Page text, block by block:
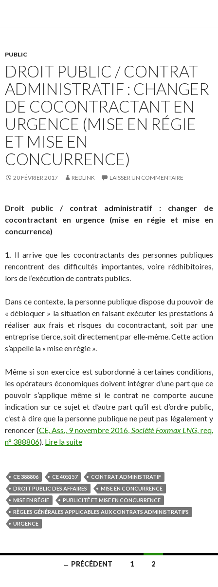
PUBLIC
DROIT PUBLIC / CONTRAT
ADMINISTRATIF : CHANGER
DE COCONTRACTANT EN
URGENCE (MISE EN RÉGIE
ET MISE EN
CONCURRENCE)
20 FÉVRIER 2017 REDLINK LAISSER UN COMMENTAIRE
Droit public / contrat administratif : changer de
cocontractant en urgence (mise en régie et mise en
concurrence)
1. Il arrive que les cocontractants des personnes publiques
rencontrent des difficultés importantes, voire rédhibitoires,
lors de l’exécution de contrats publics.
Dans ce contexte, la personne publique dispose du pouvoir de
« débloquer » la situation en faisant exécuter les prestations à
réaliser aux frais et risques du cocontractant, soit par une
entreprise tierce, soit directement par elle-même. Cette action
s’appelle la « mise en régie ».
Même si son exercice est subordonné à certaines conditions,
les opérateurs économiques doivent intégrer d’une part que ce
pouvoir s’applique même si le contrat ne comporte aucune
indication sur ce sujet et d’autre part qu’il est d’ordre public,
c’est à dire que la personne publique ne peut pas légalement y
renoncer (CE, Ass., 9 novembre 2016,Société Foxmax LNG, req.
n° 388806). Lire la suite
CE 388806 CE 405157
CONTRAT ADMINISTRATIF
DROIT PUBLIC DES AFFAIRES
MISE EN CONCURRENCE
MISE EN RÉGIE
PUBLICITÉ ET MISE EN CONCURRENCE
RÈGLES GÉNÉRALES APPLICABLES AUX CONTRATS ADMINISTRATIFS
URGENCE
← PRÉCÉDENT 1 2